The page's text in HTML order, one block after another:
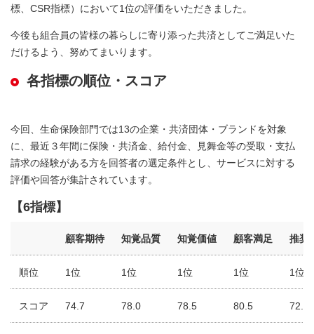
標、CSR指標）において1位の評価をいただきました。
今後も組合員の皆様の暮らしに寄り添った共済としてご満足いた
だけるよう、努めてまいります。
各指標の順位・スコア
今回、生命保険部門では13の企業・共済団体・ブランドを対象
に、最近３年間に保険・共済金、給付金、見舞金等の受取・支払
請求の経験がある方を回答者の選定条件とし、サービスに対する
評価や回答が集計されています。
【6指標】
顧客期待 知覚品質 知覚価値 顧客満足 推奨
順位 1位 1位 1位 1位 1位
スコア 74.7 78.0 78.5 80.5 72.4